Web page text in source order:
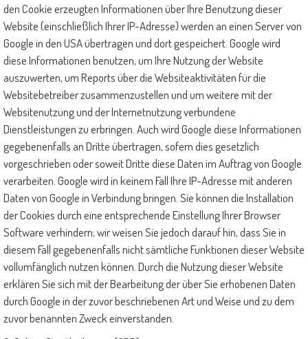
den Cookie erzeugten Informationen über Ihre Benutzung dieser
Website (einschließlich Ihrer IP-Adresse) werden an einen Server von
Google in den USA übertragen und dort gespeichert. Google wird
diese Informationen benutzen, um Ihre Nutzung der Website
auszuwerten, um Reports über die Websiteaktivitäten für die
Websitebetreiber zusammenzustellen und um weitere mit der
Websitenutzung und der Internetnutzung verbundene
Dienstleistungen zu erbringen. Auch wird Google diese Informationen
gegebenenfalls an Dritte übertragen, sofern dies gesetzlich
vorgeschrieben oder soweit Dritte diese Daten im Auftrag von Google
verarbeiten. Google wird in keinem Fall Ihre IP-Adresse mit anderen
Daten von Google in Verbindung bringen. Sie können die Installation
der Cookies durch eine entsprechende Einstellung Ihrer Browser
Software verhindern; wir weisen Sie jedoch darauf hin, dass Sie in
diesem Fall gegebenenfalls nicht sämtliche Funktionen dieser Website
vollumfänglich nutzen können. Durch die Nutzung dieser Website
erklären Sie sich mit der Bearbeitung der über Sie erhobenen Daten
durch Google in der zuvor beschriebenen Art und Weise und zu dem
zuvor benannten Zweck einverstanden.